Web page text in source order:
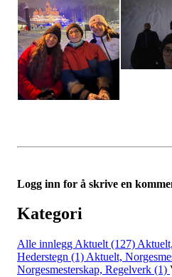
Logg inn for å skrive en
Kategori
Alle innlegg Aktuelt (127)
Hederstegn (1) Aktuelt,
Norgesmesterskap, Regelverk (1)